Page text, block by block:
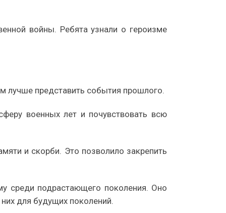
войны. Ребята узнали о героизме
лучше представить события прошлого.
военных лет и почувствовать всю
и скорби. Это позволило закрепить
среди подрастающего поколения. Оно
для будущих поколений.